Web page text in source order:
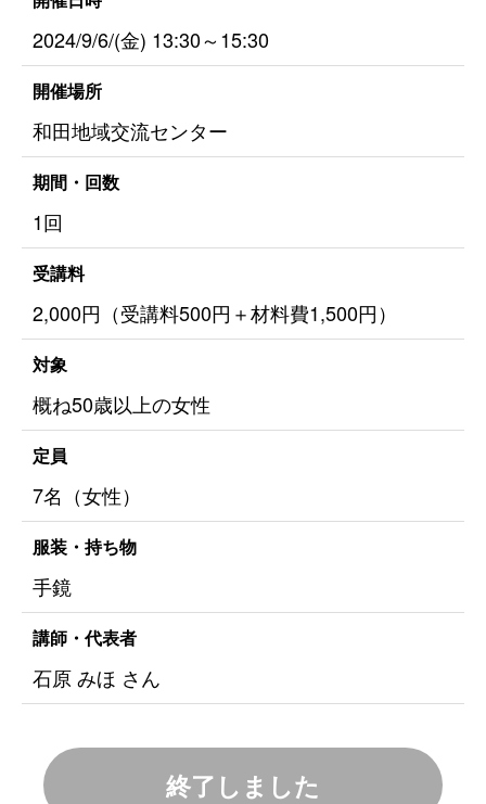
2024/9/6/(金) 13:30～15:30
開催場所
和田地域交流センター
期間・回数
1回
受講料
2,000円（受講料500円＋材料費1,500円）
対象
概ね50歳以上の女性
定員
7名（女性）
服装・持ち物
手鏡
講師・代表者
石原 みほ さん
終了しました